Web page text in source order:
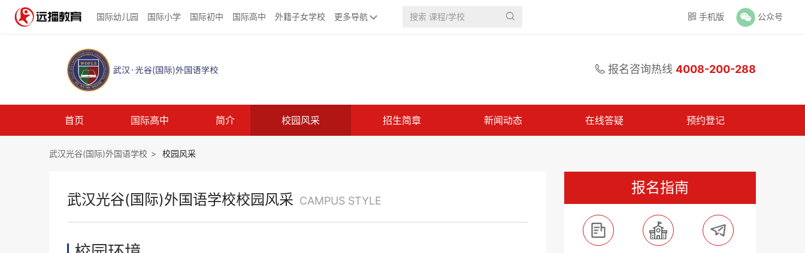
国际幼儿园 国际小学 国际初中 国际高中 外籍子女学校 更多导航   手机版 公众号
 报名咨询热线 4008-200-288
首页 国际高中 简介 校园风采 招生简章 新闻动态 在线答疑 预约登记
武汉光谷(国际)外国语学校 > 校园风采
武汉光谷(国际)外国语学校校园风采 CAMPUS STYLE
报名指南